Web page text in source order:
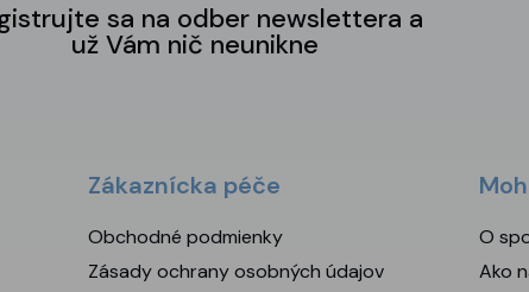
sa na odber newslettera a
už Vám nič neunikne
Zákaznícka péče
Obchodné podmienky
Zásady ochrany osobných údajov
O
Ako